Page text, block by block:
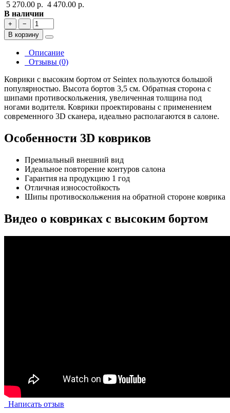
5 270.00 р. 4 470.00 р.
В наличии
+
−
В корзину
Описание
Отзывы (0)
Коврики с высоким бортом от Seintex пользуются большой
популярностью. Высота бортов 3,5 см. Обратная сторона с
шипами противоскольжения, увеличенная толщина под
ногами водителя. Коврики проектированы с применением
современного 3D сканера, идеально располагаются в салоне.
Особенности 3D ковриков
Премиальный внешний вид
Идеальное повторение контуров салона
Гарантия на продукцию 1 год
Отличная износостойкость
Шипы противоскольжения на обратной стороне коврика
Видео о ковриках с высоким бортом
Написать отзыв